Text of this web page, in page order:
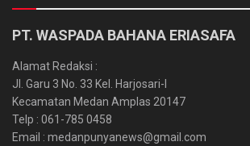
PT. WASPADA BAHANA ERIASAFA
Alamat Redaksi :
Jl. Garu 3 No. 33 Kel. Harjosari-I
Kecamatan Medan Amplas 20147
Telp : 061-785 0458
Email : medanpunyanews@gmail.com